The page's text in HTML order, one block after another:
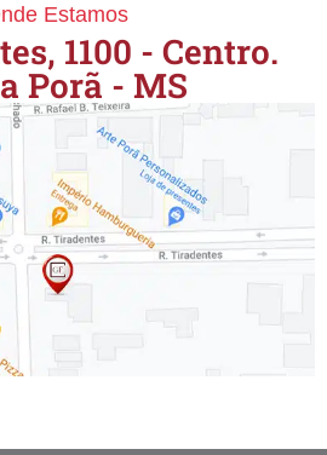
Estamos
1100 - Centro.
Porã - MS